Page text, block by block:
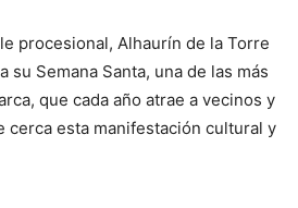
procesional, Alhaurín de la Torre
su Semana Santa, una de las más
que cada año atrae a vecinos y
cerca esta manifestación cultural y